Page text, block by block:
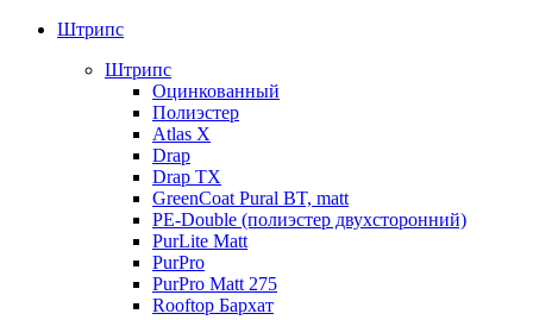
Штрипс
Штрипс
Оцинкованный
Полиэстер
Atlas X
Drap
Drap TX
GreenCoat Pural BT, matt
PE-Double (полиэстер двухсторонний)
PurLite Мatt
PurPro
PurPro Matt 275
Rooftop Бархат